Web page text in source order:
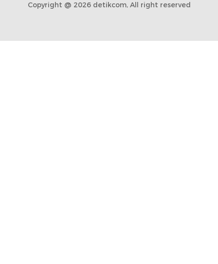
Copyright @ 2026 detikcom, All right reserved